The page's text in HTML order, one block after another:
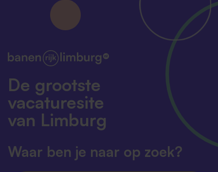
De grootste
vacaturesite
van Limburg
Waar ben je naar op zoek?